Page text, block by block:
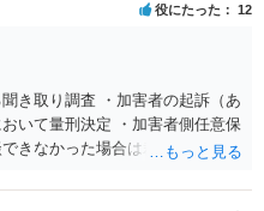
号が認定されました。 その後、相
等を説明し交渉したところ、自賠
賠償額を獲得しました。 【弁護士
事務所の弁護士がアドバイスをし
奏し、適切な後遺障害等級を獲得
た事案です。 弁護士としては、示
業務量が圧倒的に少なく、楽なの
ら後遺障害等級の認定を適切に受
役にたった 12
き取り調査 ・加害者の起訴（あ
いて量刑決定 ・加害者側任意保
きなかった場合は裁判） となり
るはずですので、率直にお答え